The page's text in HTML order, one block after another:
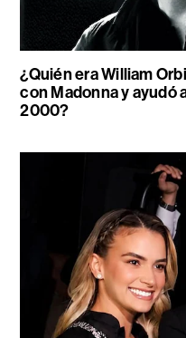
¿Quién era William
con Madonna y ayudó
2000?